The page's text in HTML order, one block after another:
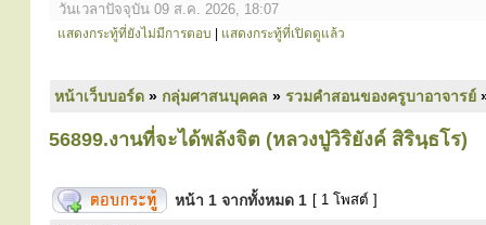
วันเวลาปัจจุบัน 09 ส.ค. 2026, 18:07
แสดงกระทู้ที่ยังไม่มีการตอบ แสดงกระทู้ที่เปิดดูแล้ว
หน้าเว็บบอร์ด » กลุ่มศาสนบุคคล » รวมคำสอนของครูบาอาจารย์
56899.งานที่จะได้พลังจิต (หลวงปู่วิริยังค์ สิรินฺธโร)
หน้า 1 จากทั้งหมด 1 [ 1 โพสต์ ]